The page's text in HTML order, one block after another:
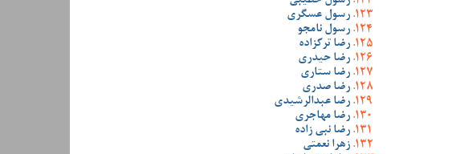
رسول عسگری
رسول نامجو
رضا ترکزاده
رضا حیدری
رضا ستاری
رضا صدری
رضا عبدالرشیدی
رضا مهاجری
رضا نبی زاده
زهرا نعمتی